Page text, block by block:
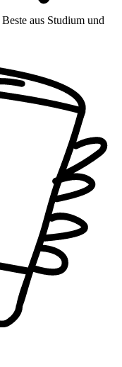
Beste aus Studium und